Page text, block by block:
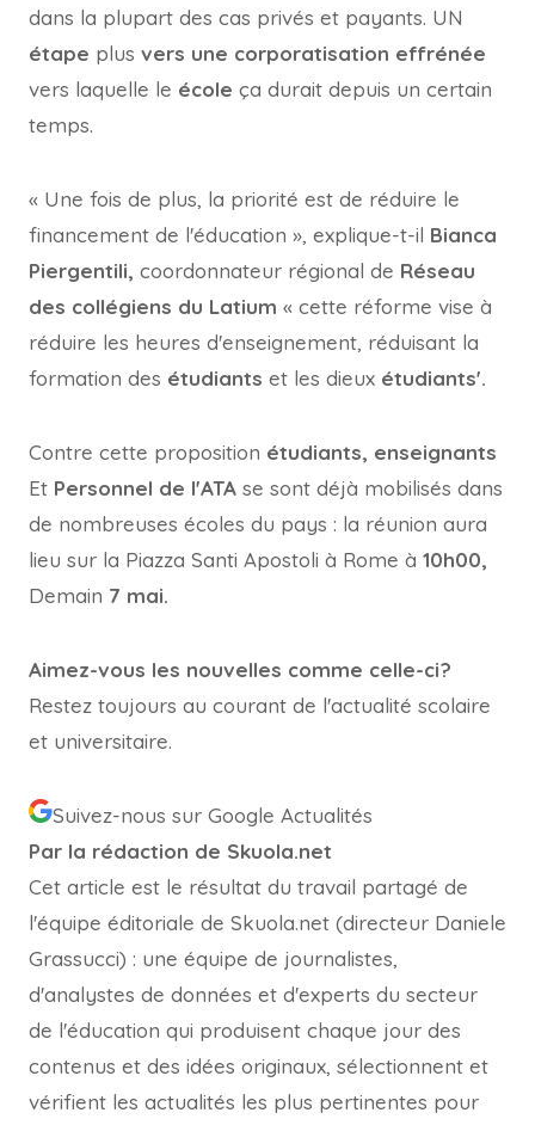
dans la plupart des cas privés et payants. UN
étape plus vers une corporatisation effrénée
vers laquelle le école ça durait depuis un certain
temps.
« Une fois de plus, la priorité est de réduire le
financement de l'éducation », explique-t-il Bianca
Piergentili, coordonnateur régional de Réseau
des collégiens du Latium « cette réforme vise à
réduire les heures d'enseignement, réduisant la
formation des étudiants et les dieux étudiants'.
Contre cette proposition étudiants, enseignants
Et Personnel de l'ATA se sont déjà mobilisés dans
de nombreuses écoles du pays : la réunion aura
lieu sur la Piazza Santi Apostoli à Rome à 10h00,
Demain 7 mai.
Aimez-vous les nouvelles comme celle-ci?
Restez toujours au courant de l'actualité scolaire
et universitaire.
Suivez-nous sur Google Actualités
Par la rédaction de Skuola.net
Cet article est le résultat du travail partagé de
l'équipe éditoriale de Skuola.net (directeur Daniele
Grassucci) : une équipe de journalistes,
d'analystes de données et d'experts du secteur
de l'éducation qui produisent chaque jour des
contenus et des idées originaux, sélectionnent et
vérifient les actualités les plus pertinentes pour